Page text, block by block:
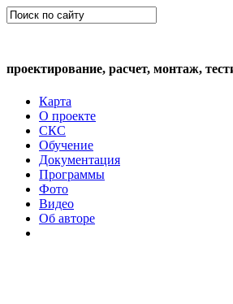
проектирование, расчет, монтаж,
Карта
О проекте
СКС
Обучение
Документация
Программы
Фото
Видео
Об авторе